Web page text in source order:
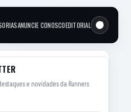
ANUNCIE CONOSCOEDITORIAL
e novidades da Runners